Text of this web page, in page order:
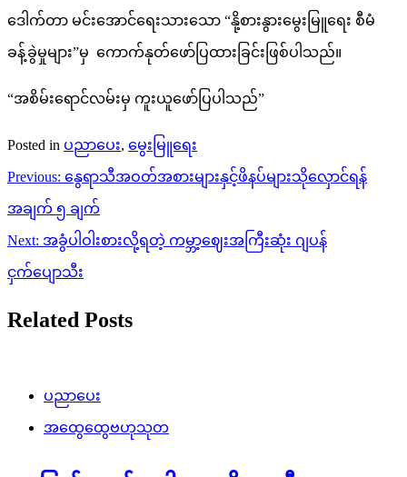
ဒေါက်တာ မင်းအောင်ရေးသားသော “နို့စားနွားမွေးမြူရေး စီမံ
ခန့်ခွဲမှုများ”မှ ကောက်နုတ်ဖော်ပြထားခြင်းဖြစ်ပါသည်။
“အစိမ်းရောင်လမ်းမှ ကူးယူဖော်ပြပါသည်”
Posted in ပညာပေး, မွေးမြူရေး
Post
navigation
Previous: နွေရာသီအဝတ်အစားများနှင့်ဖိနပ်များသိုလှောင်ရန်
အချက် ၅ ချက်
Next: အခွံပါဝါးစားလို့ရတဲ့ ကမ္ဘာ့ဈေးအကြီးဆုံး ဂျပန်
ငှက်ပျောသီး
Related Posts
ပညာပေး
အထွေထွေဗဟုသုတ